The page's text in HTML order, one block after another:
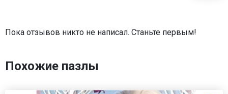
Пока отзывов никто не написал. Станьте первым!
Похожие пазлы